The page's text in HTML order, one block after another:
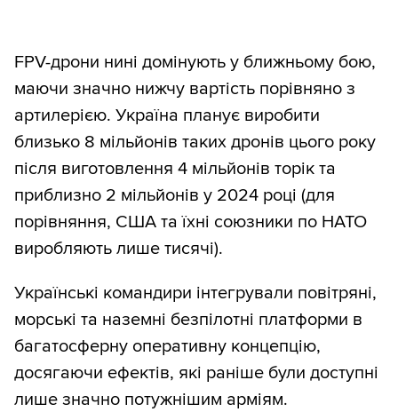
FPV-дрони нині домінують у ближньому бою,
маючи значно нижчу вартість порівняно з
артилерією. Україна планує виробити
близько 8 мільйонів таких дронів цього року
після виготовлення 4 мільйонів торік та
приблизно 2 мільйонів у 2024 році (для
порівняння, США та їхні союзники по НАТО
виробляють лише тисячі).
Українські командири інтегрували повітряні,
морські та наземні безпілотні платформи в
багатосферну оперативну концепцію,
досягаючи ефектів, які раніше були доступні
лише значно потужнішим арміям.